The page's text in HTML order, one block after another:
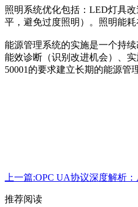
照明系统优化包括：LED灯具
平，避免过度照明）。照明能
能源管理系统的实施是一个持
能效诊断（识别改进机会）、
50001的要求建立长期的能源管
上一篇:OPC UA协议深度解析
推荐阅读